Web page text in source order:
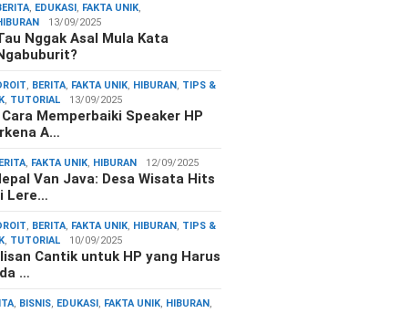
, EDUKASI, FAKTA UNIK,
13/09/2025
Nggak Asal Mula Kata
, BERITA, FAKTA UNIK, HIBURAN, TIPS &
, TUTORIAL 13/09/2025
Cara Memperbaiki Speaker HP
A…
, FAKTA UNIK, HIBURAN 12/09/2025
Van Java: Desa Wisata Hits
Lere…
, BERITA, FAKTA UNIK, HIBURAN, TIPS &
, TUTORIAL 10/09/2025
Cantik untuk HP yang Harus
…
, BISNIS, EDUKASI, FAKTA UNIK, HIBURAN,